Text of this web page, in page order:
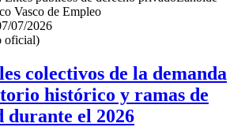
Vasco de Empleo
07/2026
oficial)
colectivos de la demanda
histórico y ramas de
durante el 2026